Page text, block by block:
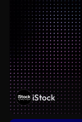
iStock